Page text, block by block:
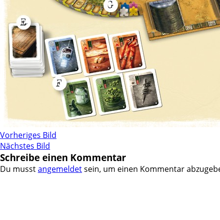
Vorheriges Bild
Nächstes Bild
Schreibe einen Kommentar
Du musstangemeldetsein, um einen Kommentar